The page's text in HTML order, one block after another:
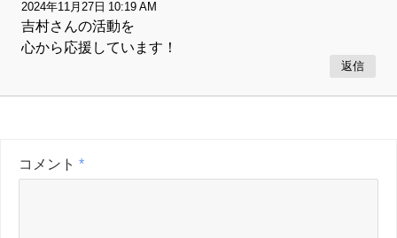
2024年11月27日 10:19 AM
吉村さんの活動を
心から応援しています！
返信
コメント *